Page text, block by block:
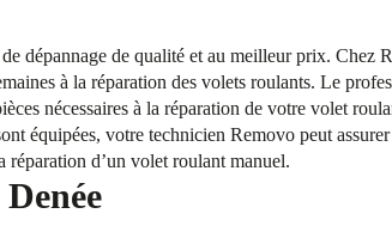
dépannage de qualité et au meilleur prix. Chez
à la réparation des volets roulants. Le
nécessaires à la réparation de votre volet
équipées, votre technicien Removo peut
réparation d’un volet roulant manuel.